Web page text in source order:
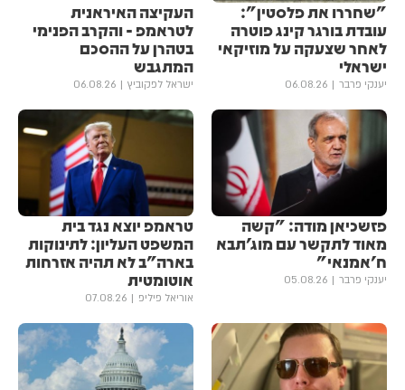
"שחררו את פלסטין":
עובדת בורגר קינג פוטרה
לאחר שצעקה על מוזיקאי
ישראלי
יענקי פרבר 06.08.26
העקיצה האיראנית
לטראמפ - והקרב הפנימי
בטהרן על ההסכם
המתגבש
ישראל לפקוביץ 06.08.26
פזשכיאן מודה: "קשה
מאוד לתקשר עם מוג'תבא
ח'אמנאי"
יענקי פרבר 05.08.26
טראמפ יוצא נגד בית
המשפט העליון: לתינוקות
בארה"ב לא תהיה אזרחות
אוטומטית
אוריאל פיליפ 07.08.26